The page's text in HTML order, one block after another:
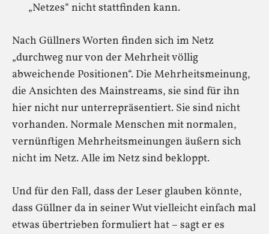
„Netzes“ nicht stattfinden kann.
Nach Güllners Worten finden sich im Netz
„durchweg nur von der Mehrheit völlig
abweichende Positionen“. Die Mehrheitsmeinung,
die Ansichten des Mainstreams, sie sind für ihn
hier nicht nur unterrepräsentiert. Sie sind nicht
vorhanden. Normale Menschen mit normalen,
vernünftigen Mehrheitsmeinungen äußern sich
nicht im Netz. Alle im Netz sind bekloppt.
Und für den Fall, dass der Leser glauben könnte,
dass Güllner da in seiner Wut vielleicht einfach mal
etwas übertrieben formuliert hat – sagt er es